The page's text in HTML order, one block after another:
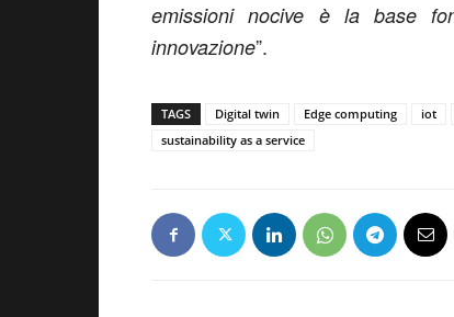
emissioni nocive è la base
innovazione”.
TAGS Digital twin Edge computing iot
sustainability as a service